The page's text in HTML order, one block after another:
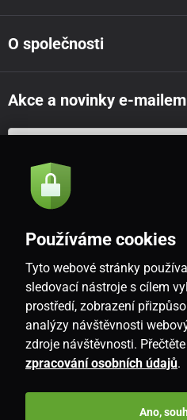
O společnosti
Akce a novinky e-mailem
Souhlasím se
CZ
Používáme cookies
Tyto webové stránky
sledovací nástroje s cílem
prostředí, zobrazení
analýzy návštěvnosti
zdroje návštěvnosti.
zpracování osobních údajů.
Ano,